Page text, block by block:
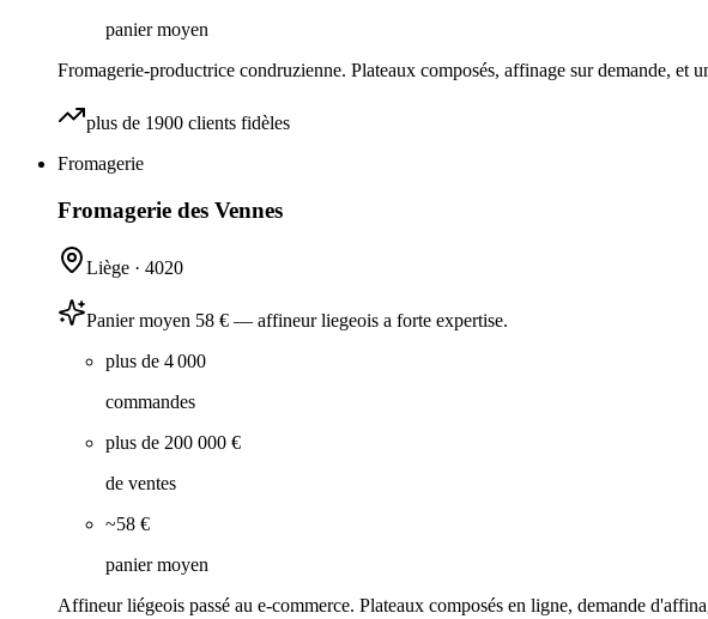
panier moyen
Fromagerie-productrice condruzienne. Plateaux composés, affinage sur demande, et
plus de 1900 clients fidèles
Fromagerie
Fromagerie des Vennes
Liège · 4020
Panier moyen 58 € — affineur liegeois a forte expertise.
plus de 4 000
commandes
plus de 200 000 €
de ventes
~58 €
panier moyen
Affineur liégeois passé au e-commerce. Plateaux composés en ligne, demande